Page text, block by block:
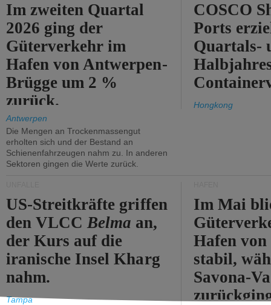
Im zweiten Quartal
2026 ging der
Güterverkehr im
Hafen von Antwerpen-
Brügge um 2 %
zurück.
Antwerpen
Die Mengen an Trockenmassengut
erholten sich und der Bestand an
Schienenfahrzeugen nahm zu. In anderen
Sektoren gingen die Werte zurück.
COSCO
Ports
Quartals-
Hongkong
US-Streitkräfte griffen
den VLCCBelma an,
der Kurs auf die
iranische Insel Kharg
nahm.
Tampa
Im Mai
Hafen von
stabil,
Savona-